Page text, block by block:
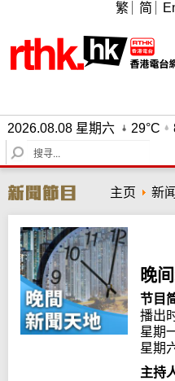
繁 简
2026.08.08 星期六 29°C
S
e
r
c
h
主页 新
晚
节目
播出
星期
星期
主持